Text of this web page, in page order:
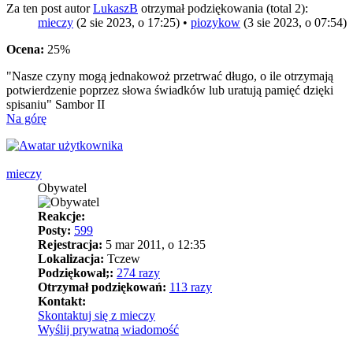
Za ten post autorLukaszB otrzymał podziękowania (total 2):
mieczy (2 sie 2023, o 17:25) • piozykow (3 sie 2023, o 07:54)
Ocena: 25%
"Nasze czyny mogą jednakowoż przetrwać długo, o ile otrzymają
potwierdzenie poprzez słowa świadków lub uratują pamięć dzięki
spisaniu" Sambor II
Na górę
mieczy
Obywatel
Reakcje:
Posty: 599
Rejestracja: 5 mar 2011, o 12:35
Lokalizacja: Tczew
Podziękował;: 274 razy
Otrzymał podziękowań: 113 razy
Kontakt:
Skontaktuj się z mieczy
Wyślij prywatną wiadomość